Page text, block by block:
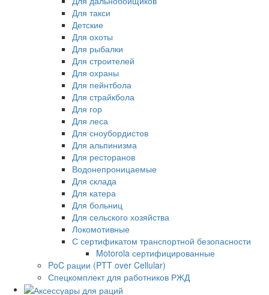
Для такси
Детские
Для охоты
Для рыбалки
Для строителей
Для охраны
Для пейнтбола
Для страйкбола
Для гор
Для леса
Для сноубордистов
Для альпинизма
Для ресторанов
Водонепроницаемые
Для склада
Для катера
Для больниц
Для сельского хозяйства
Локомотивные
С сертификатом транспортной безопасности
Motorola сертифицированные
PoC рации (PTT over Cellular)
Спецкомплект для работников РЖД